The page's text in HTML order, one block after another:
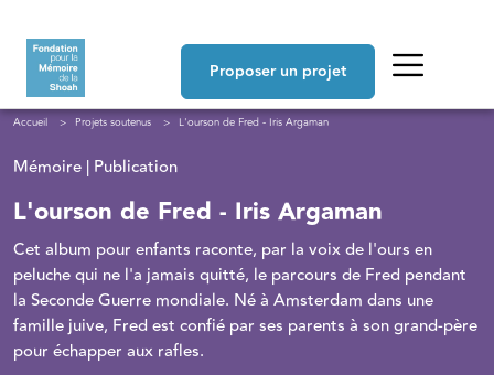
Proposer un projet
Fil d'Ariane
Accueil Projets soutenus L'ourson de Fred - Iris Argaman
Mémoire | Publication
L'ourson de Fred - Iris Argaman
Cet album pour enfants raconte, par la voix de l'ours en
peluche qui ne l'a jamais quitté, le parcours de Fred pendant
la Seconde Guerre mondiale. Né à Amsterdam dans une
famille juive, Fred est confié par ses parents à son grand-père
pour échapper aux rafles.